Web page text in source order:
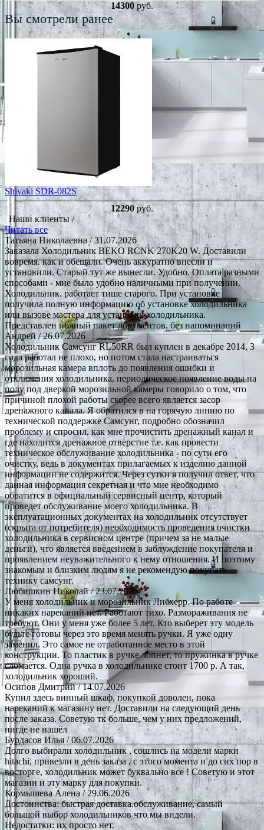
14300руб.
Вы смотрели ранее
Shivaki SDR-082S
12290руб.
Наши клиенты /
Читать все
Татьяна Николаевна / 31.07.2026
Заказала Холодильник BEKO RCNK 270K20 W. Доставили
вовремя. как и обещали. Очень аккуратно внесли и
установили. Старый тут же вынесли. Удобно. Оплата разными
способами - мне было удобно наличными при получении.
Холодильник. работает тише старого. При установке
получила полную информацию об установке холодильника
или вызове мастера для установки холодильника.
Представлен полный пакет документов, без напоминаний
Андрей/ 26.07.2026
Холодильник Самсунг RL50RR был куплен в декабре 2014, 3
года работал не плохо, но потом стала настраиваться
морозильная камера вплоть до появления ошибки и
отключения холодильника, периодическое появление воды на
полу под дверкой морозильной камеры говорило о том, что
причиной плохой работы скорее всего является засор
дренажного канала. Я обратился в на горячую линию по
технической поддержке Самсунг, подробно обозначил
проблему и спросил, как мне прочистить дренажный канал и
где находится дренажное отверстие т.е. как провести
техническое обслуживание холодильника - по сути его
очистку, ведь в документах прилагаемых к изделию данной
информации не содержится. Через сутки я получил ответ, что
данная информация секретная и что мне необходимо
обратится в официальный сервисный центр, который
проведет обслуживание моего холодильника. В
эксплуатационных документах на холодильник отсутствует
(скрыта от потребителя) необходимость проведения очистки
холодильника в сервисном центре (причем за не малые
деньги), что является введением в заблуждение покупателя и
проявлением неуважительного к нему отношения. И поэтому
знакомым и близким людям я не рекомендую покупать
технику самсунг.
Любишкин Николай/ 23.07.2026
У меня холодильник и морозильник Либхерр. По работе
никаких нареканий нет. Работают тихо. Размораживания не
требуют. Они у меня уже более 5 лет. Кто выберет эту модель
будьте готовы через это время менять ручки. Я уже одну
заменил. Это самое не отработанное место в этой
конструкции. То пластик в ручке лопнет, то пружинка в ручке
сломается. Одна ручка в холодильнике стоит 1700 р. А так,
холодильник хороший.
Осипов Дмитрий/ 14.07.2026
Купил здесь винный шкаф, покупкой доволен, пока
нареканий к магазину нет. Доставили на следующий день
после заказа. Советую тк больше, чем у них предложений,
нигде не нашёл
Бурдасов Илья / 06.07.2026
Долго выбирали холодильник , сошлись на модели марки
hitachi, привезли в день заказа , с этого момента и до сих пор в
восторге, холодильник может буквально все ! Советую и этот
магазин и эту марку для покупки.
Кормышева Алена / 29.06.2026
Достоинства: быстрая доставка.обслуживание, самый
большой выбор холодильников что мы видели.
Недостатки: их просто нет.